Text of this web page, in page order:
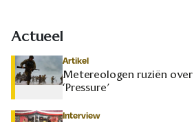
Actueel
Artikel
Metereologen ruziën
‘Pressure’
Interview